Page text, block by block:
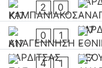
2 0
0 1
4 1